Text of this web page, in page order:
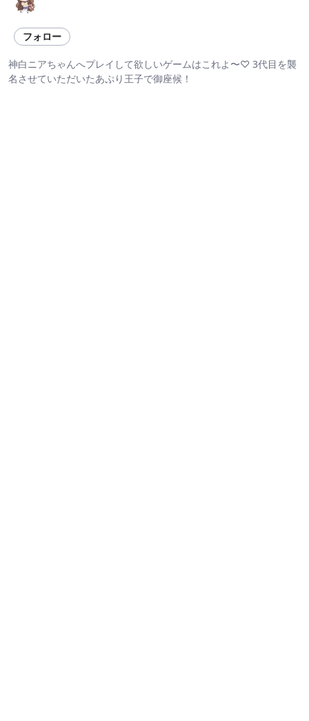
フォロー
神白ニアちゃんへプレイして欲しいゲームはこれよ〜♡ 3代目を襲
名させていただいたあぷり王子で御座候！